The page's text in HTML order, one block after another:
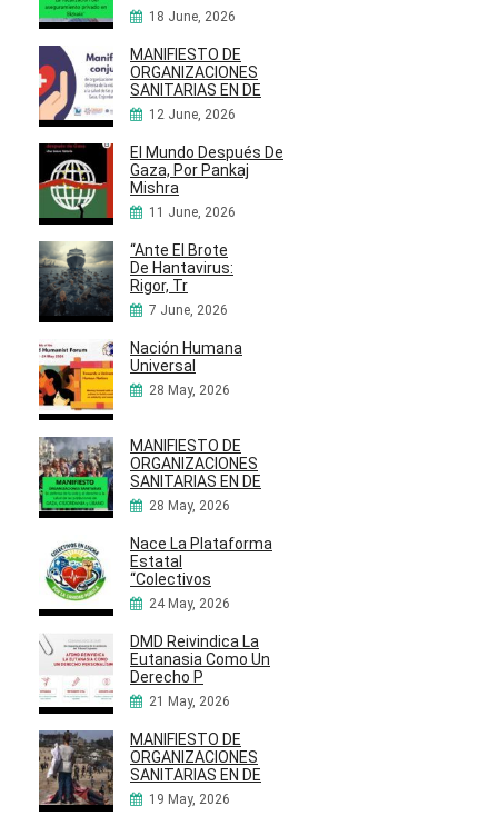
18 June, 2026
MANIFIESTO DE
ORGANIZACIONES
SANITARIAS EN DE
12 June, 2026
El Mundo Después De
Gaza, Por Pankaj
Mishra
11 June, 2026
“Ante El Brote
De Hantavirus:
Rigor, Tr
7 June, 2026
Nación Humana
Universal
28 May, 2026
MANIFIESTO DE
ORGANIZACIONES
SANITARIAS EN DE
28 May, 2026
Nace La Plataforma
Estatal
“Colectivos
24 May, 2026
DMD Reivindica La
Eutanasia Como Un
Derecho P
21 May, 2026
MANIFIESTO DE
ORGANIZACIONES
SANITARIAS EN DE
19 May, 2026